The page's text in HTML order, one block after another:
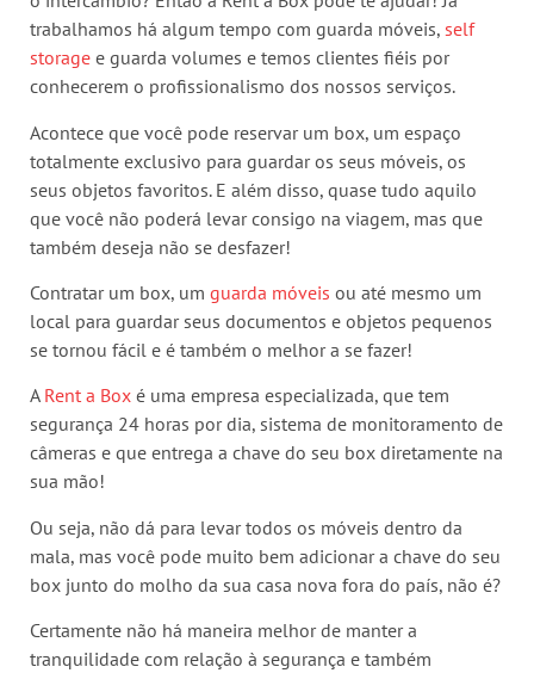
trabalhamos há algum tempo com guarda móveis, self
storage e guarda volumes e temos clientes fiéis por
conhecerem o profissionalismo dos nossos serviços.
Acontece que você pode reservar um box, um espaço
totalmente exclusivo para guardar os seus móveis, os
seus objetos favoritos. E além disso, quase tudo aquilo
que você não poderá levar consigo na viagem, mas que
também deseja não se desfazer!
Contratar um box, um guarda móveis ou até mesmo um
local para guardar seus documentos e objetos pequenos
se tornou fácil e é também o melhor a se fazer!
A Rent a Box é uma empresa especializada, que tem
segurança 24 horas por dia, sistema de monitoramento de
câmeras e que entrega a chave do seu box diretamente na
sua mão!
Ou seja, não dá para levar todos os móveis dentro da
mala, mas você pode muito bem adicionar a chave do seu
box junto do molho da sua casa nova fora do país, não é?
Certamente não há maneira melhor de manter a
tranquilidade com relação à segurança e também